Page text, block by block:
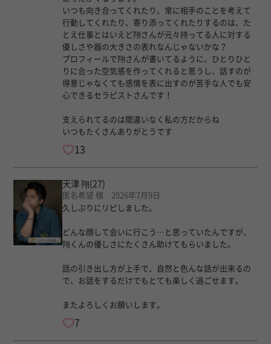
いつも向き合ってくれたり、常に相手のことを考えて
行動してくれたり、寄り添ってくれたりするのは、た
とえ仕事とはいえど翔さんが元々持ってる人に対する
優しさや器の大きさの表れなんじゃないかな？
プロフィールで翔さんが書いてるように、ひとりひと
りに合った空気感を作ってくれると思うし、話すのが
得意じゃなくても感情を表に出すのが苦手な人でも安
心できるセラピストさんです！
支えられてるのは間違いなく私の方だからね
いつもたくさんありがとうです
13
天津 翔(27)
匿名希望 様 2026年7月9日
久しぶりにリピしました。
どんな顔して会いに行こう…と思っていたんですが、
翔くんの優しさにたくさん助けてもらいました。
話の引き出し方が上手で、自然と色んな話が出来るの
で、お話をするだけでもとても楽しく過ごせます。
またよろしくお願いします。
7